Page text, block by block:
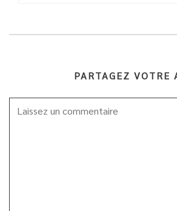
PARTAGEZ VOTRE